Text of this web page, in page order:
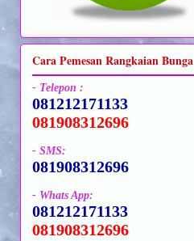
Cara Pemesan Rangkaian Bunga
- Telepon :
081212171133
081908312696
- SMS:
081908312696
- Whats App:
081212171133
081908312696